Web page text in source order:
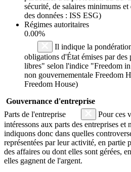
sécurité, de salaires minimums
des données : ISS ESG)
Régimes autoritaires
0.00%
Il indique la
obligations d'État émises par
libres" selon l'indice "Freedom
non gouvernementale Freedom
Freedom House)
Gouvernance d'entreprise
Parts de l'entreprise
Pour ces
intéressons aux parts des entreprises et
indiquons donc dans quelles
représentées par leur activité, en partie
des affaires ou dont elles sont gérées,
elles gagnent de l'argent.